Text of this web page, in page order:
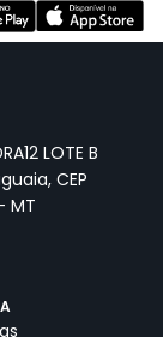
LOTE B
CEP
MT